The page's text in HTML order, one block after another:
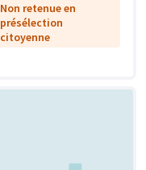
Non retenue en
présélection
citoyenne